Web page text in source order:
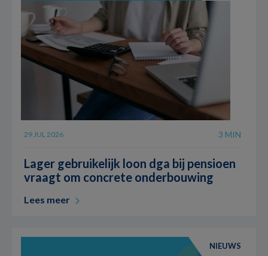
29 JUL 2026 3 MIN
Lager gebruikelijk loon dga bij pensioen
vraagt om concrete onderbouwing
Lees meer
NIEUWS